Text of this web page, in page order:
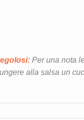
Per una nota
alla salsa un